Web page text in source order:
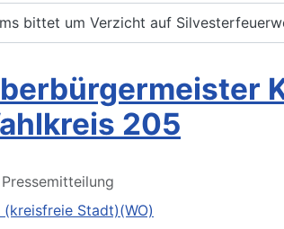
bittet um Verzicht auf
205
Pressemitteilung
(kreisfreie Stadt)(WO)